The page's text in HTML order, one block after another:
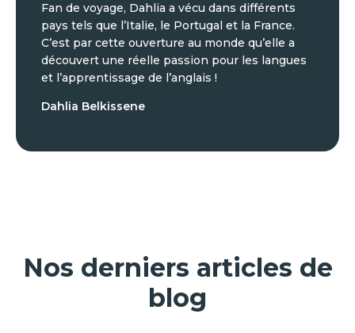
Fan de voyage, Dahlia a vécu dans différents
pays tels que l’Italie, le Portugal et la France.
C’est par cette ouverture au monde qu’elle a
découvert une réelle passion pour les langues
et l’apprentissage de l’anglais !
Dahlia Belkissene
Nos derniers articles de
blog